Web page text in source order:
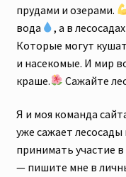
прудами и озерами.
вода
, а в
Которые могут
и насекомые. И мир
краше.
Сажайте
Я и моя команда
уже сажает
принимать участие
— пишите мне в